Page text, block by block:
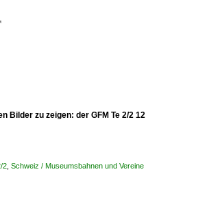
Bilder zu zeigen: der GFM Te 2/2 12
2 Schweiz / Museumsbahnen und Vereine